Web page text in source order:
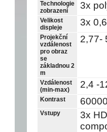
Technologie
zobrazení
3x
Velikost
displeje
3x
Projekční
vzdálenost
pro obraz
se
základnou 2
m
2,77-
Vzdálenost
(min-max)
2,4 -
Kontrast
Vstupy
3x